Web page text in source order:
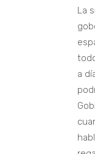
La
a